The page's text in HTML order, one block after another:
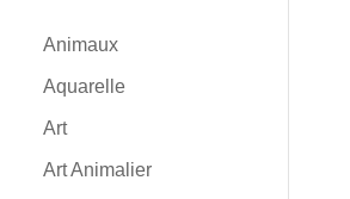
Animaux
Aquarelle
Art
Art Animalier